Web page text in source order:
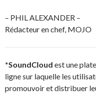
– PHIL ALEXANDER –
Rédacteur en chef, MOJO
*SoundCloud est une
ligne sur laquelle les
promouvoir et distribuer